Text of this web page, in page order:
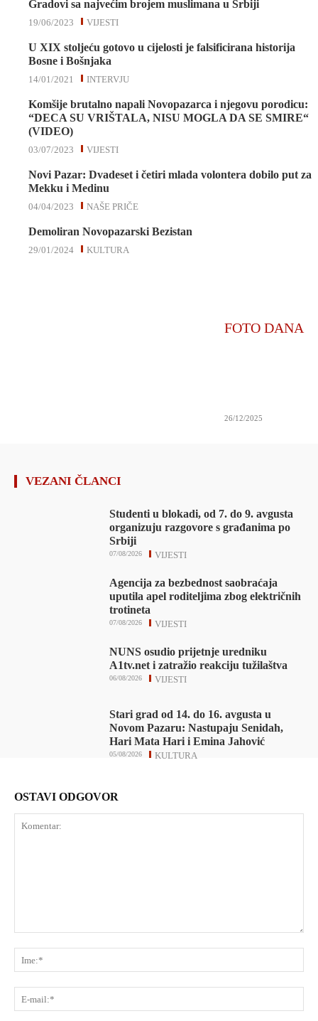
Gradovi sa najvećim brojem muslimana u Srbiji
VIJESTI
19/06/2023
U XIX stoljeću gotovo u cijelosti je falsificirana historija
Bosne i Bošnjaka
INTERVJU
14/01/2021
Komšije brutalno napali Novopazarca i njegovu porodicu:
“DECA SU VRIŠTALA, NISU MOGLA DA SE SMIRE“
(VIDEO)
VIJESTI
03/07/2023
Novi Pazar: Dvadeset i četiri mlada volontera dobilo put za
Mekku i Medinu
NAŠE PRIČE
04/04/2023
Demoliran Novopazarski Bezistan
KULTURA
29/01/2024
FOTO DANA
26/12/2025
VEZANI ČLANCI
Studenti u blokadi, od 7. do 9. avgusta
organizuju razgovore s građanima po
Srbiji
VIJESTI
07/08/2026
Agencija za bezbednost saobraćaja
uputila apel roditeljima zbog električnih
trotineta
VIJESTI
07/08/2026
NUNS osudio prijetnje uredniku
A1tv.net i zatražio reakciju tužilaštva
VIJESTI
06/08/2026
Stari grad od 14. do 16. avgusta u
Novom Pazaru: Nastupaju Senidah,
Hari Mata Hari i Emina Jahović
KULTURA
05/08/2026
OSTAVI ODGOVOR